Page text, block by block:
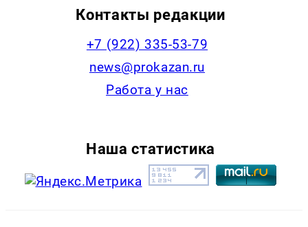
Контакты редакции
+7 (922) 335-53-79
news@prokazan.ru
Работа у нас
Наша статистика